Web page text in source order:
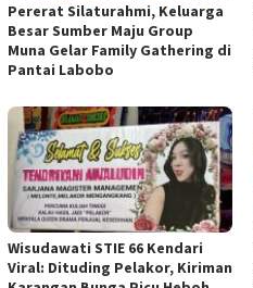
Pererat Silaturahmi, Keluarga
Besar Sumber Maju Group
Muna Gelar Family Gathering di
Pantai Labobo
Wisudawati STIE 66 Kendari
Viral: Dituding Pelakor, Kiriman